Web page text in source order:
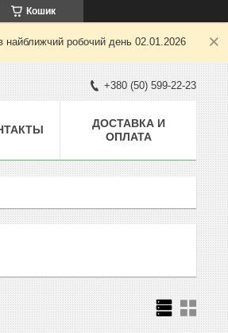
Кошик
найближчий робочий день 02.01.2026
+380 (50) 599-22-23
ДОСТАВКА И
ОПЛАТА